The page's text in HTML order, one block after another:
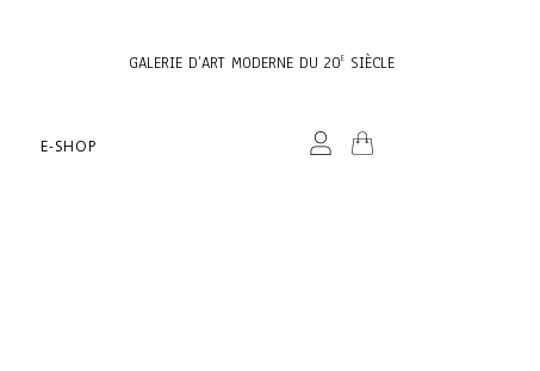
GALERIE D’ART MODERNE DU 20E SIÈCLE
E-SHOP